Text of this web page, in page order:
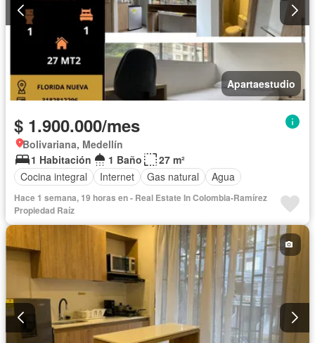
Apartaestudio
$ 1.900.000/mes
Bolivariana, Medellín
1 Habitación
1 Baño
27 m²
Cocina integral
Internet Gas natural Agua
Hace 1 semana, 19 horas en - Real Estate In Colombia-Ramírez
Propiedad Raíz